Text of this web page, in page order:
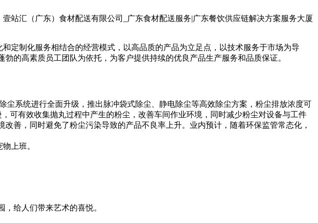
站汇（广东）食材配送有限公司_广东食材配送服务|广东餐饮供应链解决方案服务大厦
定制化服务相结合的经营模式，以高品质的产品为立足点，以技术服务于市场为导
的高素质员工团队为依托，为客户提供持续的优良产品生产服务和品质保证。
系统进行全面升级，推出脉冲袋式除尘、静电除尘等高效除尘方案，粉尘排放浓度可
可有效收集抛丸过程中产生的粉尘，改善车间作业环境，同时减少粉尘对设备与工件
善，同时避免了粉尘污染导致的产品不良率上升。业内预计，随着环保监管常态化，
上班。
给人们带来艺术的喜悦。